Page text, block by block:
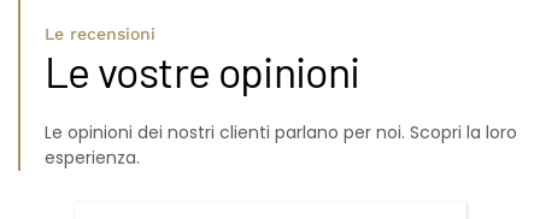
Le recensioni
Le vostre opinioni
Le opinioni dei nostri clienti parlano per noi. Scopri la loro
esperienza.